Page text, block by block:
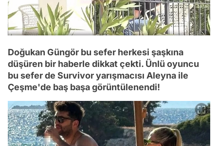
Doğukan Güngör bu sefer herkesi şaşkına
düşüren bir haberle dikkat çekti. Ünlü oyuncu
bu sefer de Survivor yarışmacısı Aleyna ile
Çeşme'de baş başa görüntülenendi!